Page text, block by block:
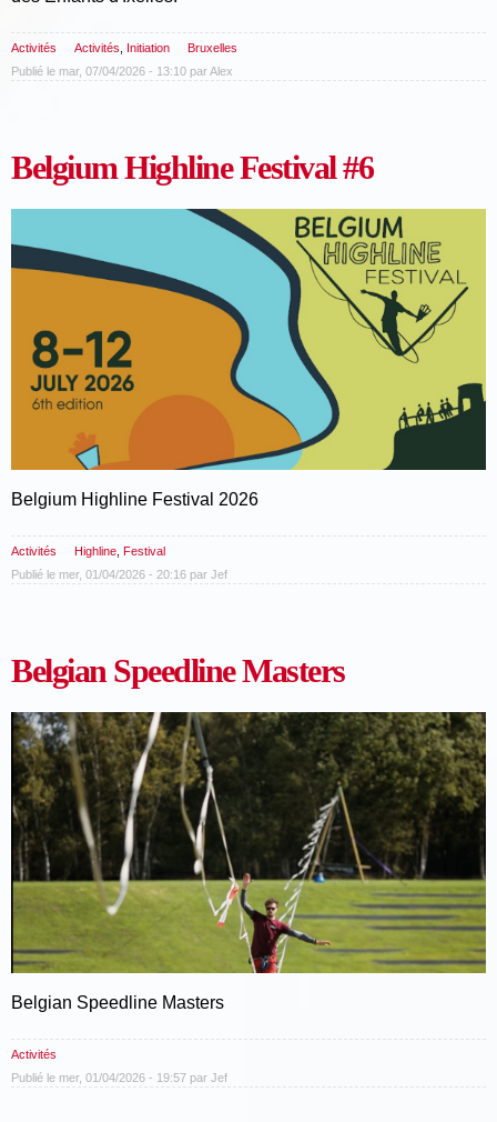
Activités Activités Initiation
Bruxelles
Publié le mar, 07/04/2026 - 13:10 parAlex
Belgium Highline Festival #6
Belgium Highline Festival 2026
Activités Highline Festival
Publié le mer, 01/04/2026 - 20:16 par Jef
Belgian Speedline Masters
Belgian Speedline Masters
Activités
Publié le mer, 01/04/2026 - 19:57 par Jef